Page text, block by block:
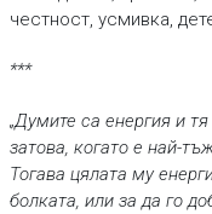
честност, усмивка,
***
„Думите са енергия и
затова, когато е най-
Тогава цялата му
болката, или за да го